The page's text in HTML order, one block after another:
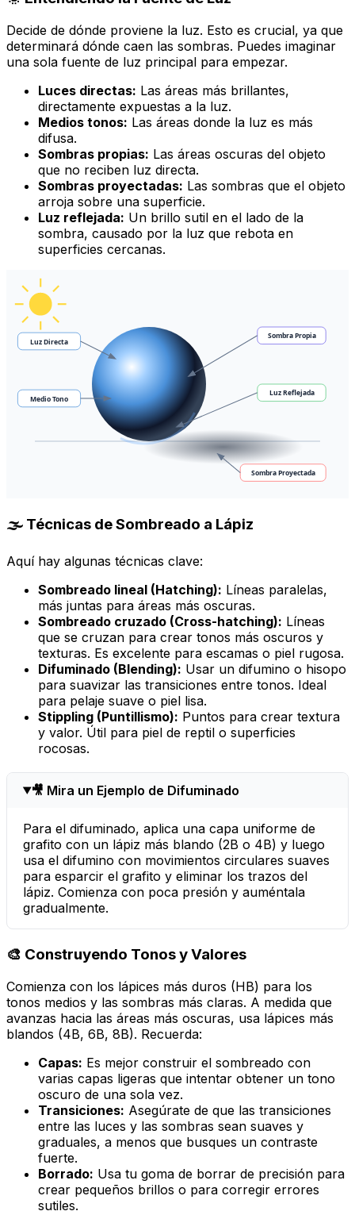
Decide de dónde proviene la luz. Esto es crucial, ya que
determinará dónde caen las sombras. Puedes imaginar
una sola fuente de luz principal para empezar.
Luces directas: Las áreas más brillantes,
directamente expuestas a la luz.
Medios tonos: Las áreas donde la luz es más
difusa.
Sombras propias: Las áreas oscuras del objeto
que no reciben luz directa.
Sombras proyectadas: Las sombras que el objeto
arroja sobre una superficie.
Luz reflejada: Un brillo sutil en el lado de la
sombra, causado por la luz que rebota en
superficies cercanas.
Luz Directa
Medio Tono
Sombra Propia
Luz Reflejada
Sombra Proyectada
🌫️ Técnicas de Sombreado a Lápiz
Aquí hay algunas técnicas clave:
Sombreado lineal (Hatching): Líneas paralelas,
más juntas para áreas más oscuras.
Sombreado cruzado (Cross-hatching): Líneas
que se cruzan para crear tonos más oscuros y
texturas. Es excelente para escamas o piel rugosa.
Difuminado (Blending): Usar un difumino o hisopo
para suavizar las transiciones entre tonos. Ideal
para pelaje suave o piel lisa.
Stippling (Puntillismo): Puntos para crear textura
y valor. Útil para piel de reptil o superficies
rocosas.
🎥 Mira un Ejemplo de Difuminado
Para el difuminado, aplica una capa uniforme de
grafito con un lápiz más blando (2B o 4B) y luego
usa el difumino con movimientos circulares suaves
para esparcir el grafito y eliminar los trazos del
lápiz. Comienza con poca presión y auméntala
gradualmente.
🎨 Construyendo Tonos y Valores
Comienza con los lápices más duros (HB) para los
tonos medios y las sombras más claras. A medida que
avanzas hacia las áreas más oscuras, usa lápices más
blandos (4B, 6B, 8B). Recuerda:
Capas: Es mejor construir el sombreado con
varias capas ligeras que intentar obtener un tono
oscuro de una sola vez.
Transiciones: Asegúrate de que las transiciones
entre las luces y las sombras sean suaves y
graduales, a menos que busques un contraste
fuerte.
Borrado: Usa tu goma de borrar de precisión para
crear pequeños brillos o para corregir errores
sutiles.